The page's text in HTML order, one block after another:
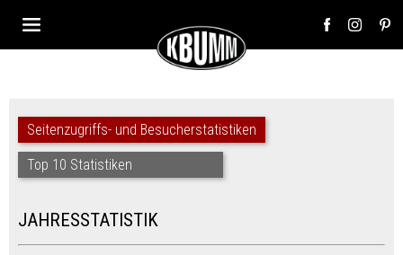
Seitenzugriffs- und Besucherstatistiken
Top 10 Statistiken
JAHRESSTATISTIK